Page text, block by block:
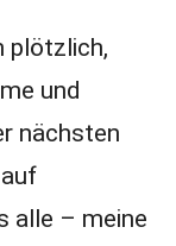
plötzlich,
und
nächsten
alle – meine